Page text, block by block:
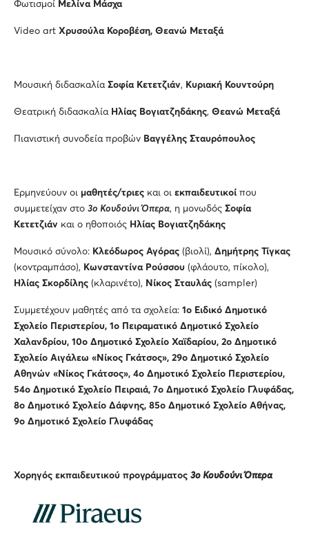
Φωτισμοί Μελίνα Μάσχα
Video art Χρυσούλα Κοροβέση, Θεανώ Μεταξά
Μουσική διδασκαλία Σοφία Κετετζιάν, Κυριακή Κουντούρη
Θεατρική διδασκαλία Ηλίας Βογιατζηδάκης, Θεανώ Μεταξά
Πιανιστική συνοδεία προβών Βαγγέλης Σταυρόπουλος
Ερμηνεύουν οι μαθητές/τριες και οι εκπαιδευτικοί που
συμμετείχαν στο 3ο Κουδούνι Όπερα, η μονωδός Σοφία
Κετετζιάν και ο ηθοποιός Ηλίας Βογιατζηδάκης
Μουσικό σύνολο: Κλεόδωρος Αγόρας (βιολί), Δημήτρης Τίγκας
(κοντραμπάσο), Κωνσταντίνα Ρούσσου (φλάουτο, πίκολο),
Ηλίας Σκορδίλης (κλαρινέτο), Νίκος Σταυλάς (sampler)
Συμμετέχουν μαθητές από τα σχολεία: 1 ο Ειδικό Δημοτικό
Σχολείο Περιστερίου, 1ο Πειραματικό Δημοτικό Σχολείο
Χαλανδρίου, 10ο Δημοτικό Σχολείο Χαϊδαρίου, 2ο Δημοτικό
Σχολείο Αιγάλεω «Νίκος Γκάτσος», 29ο Δημοτικό Σχολείο
Αθηνών «Νίκος Γκάτσος», 4ο Δημοτικό Σχολείο Περιστερίου,
54ο Δημοτικό Σχολείο Πειραιά, 7ο Δημοτικό Σχολείο Γλυφάδας,
8ο Δημοτικό Σχολείο Δάφνης, 85ο Δημοτικό Σχολείο Αθήνας,
9ο Δημοτικό Σχολείο Γλυφάδας
Χορηγός εκπαιδευτικού προγράμματος 3ο Κουδούνι Όπερα